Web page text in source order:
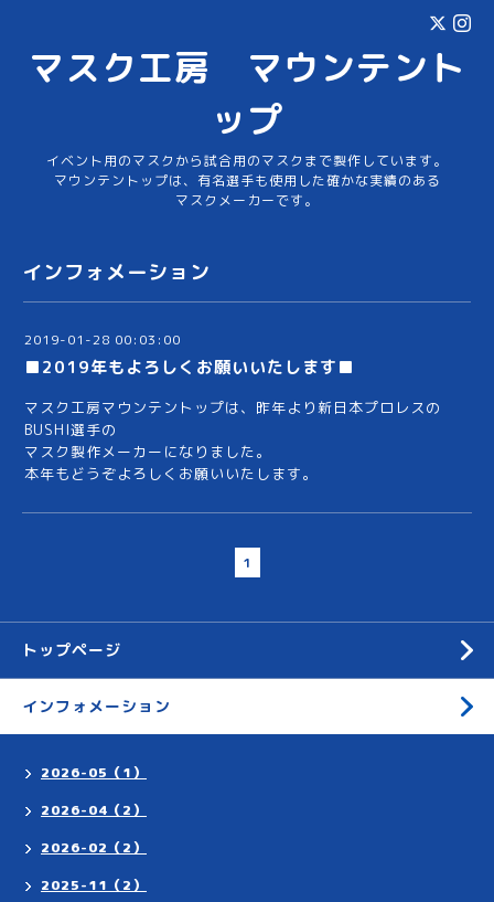
マスク工房 マウンテント
ップ
イベント用のマスクから試合用のマスクまで製作しています。
マウンテントップは、有名選手も使用した確かな実績のある
マスクメーカーです。
インフォメーション
2019-01-28 00:03:00
■2019年もよろしくお願いいたします■
マスク工房マウンテントップは、昨年より新日本プロレスの
BUSHI選手の
マスク製作メーカーになりました。
本年もどうぞよろしくお願いいたします。
1
トップページ
インフォメーション
2026-05（1）
2026-04（2）
2026-02（2）
2025-11（2）